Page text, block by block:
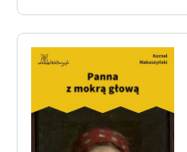
O nas
Kontakt
O projekcie